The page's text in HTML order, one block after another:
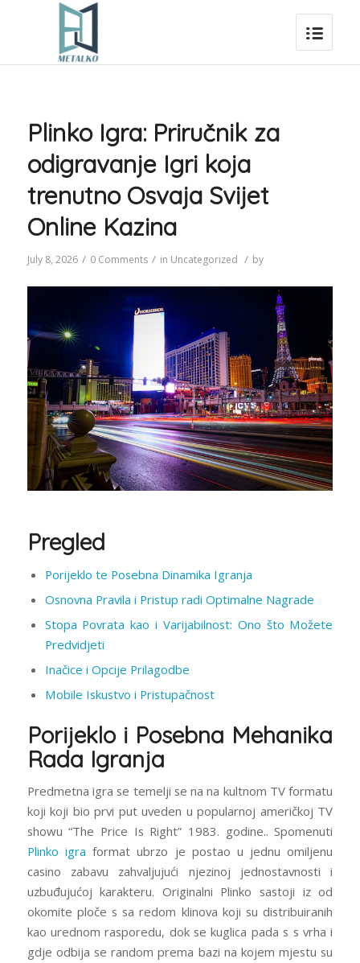
Plinko Igra: Priručnik za
odigravanje Igri koja
trenutno Osvaja Svijet
Online Kazina
July 8, 2026 / 0 Comments / in Uncategorized / by
Pregled
Porijeklo te Posebna Dinamika Igranja
Osnovna Pravila i Pristup radi Optimalne Nagrade
Stopa Povrata kao i Varijabilnost: Ono što Možete
Predvidjeti
Inačice i Opcije Prilagodbe
Mobile Iskustvo i Pristupačnost
Porijeklo i Posebna Mehanika
Rada Igranja
Predmetna igra se temelji se na na kultnom TV formatu
koji koji bio prvi put uveden u popularnoj američkoj TV
showu “The Price Is Right” 1983. godine.. Spomenuti
Plinko igra format ubrzo je postao u jednu omiljenu
casino zabavu zahvaljujući njezinoj jednostavnosti i
uzbuđujućoj karakteru. Originalni Plinko sastoji iz od
okomite ploče s sa redom klinova koji su distribuiranih
kao urednom rasporedu, dok se kuglica pada s s vrha i
gdje odbija se random prema bazi na kojem mjestu su